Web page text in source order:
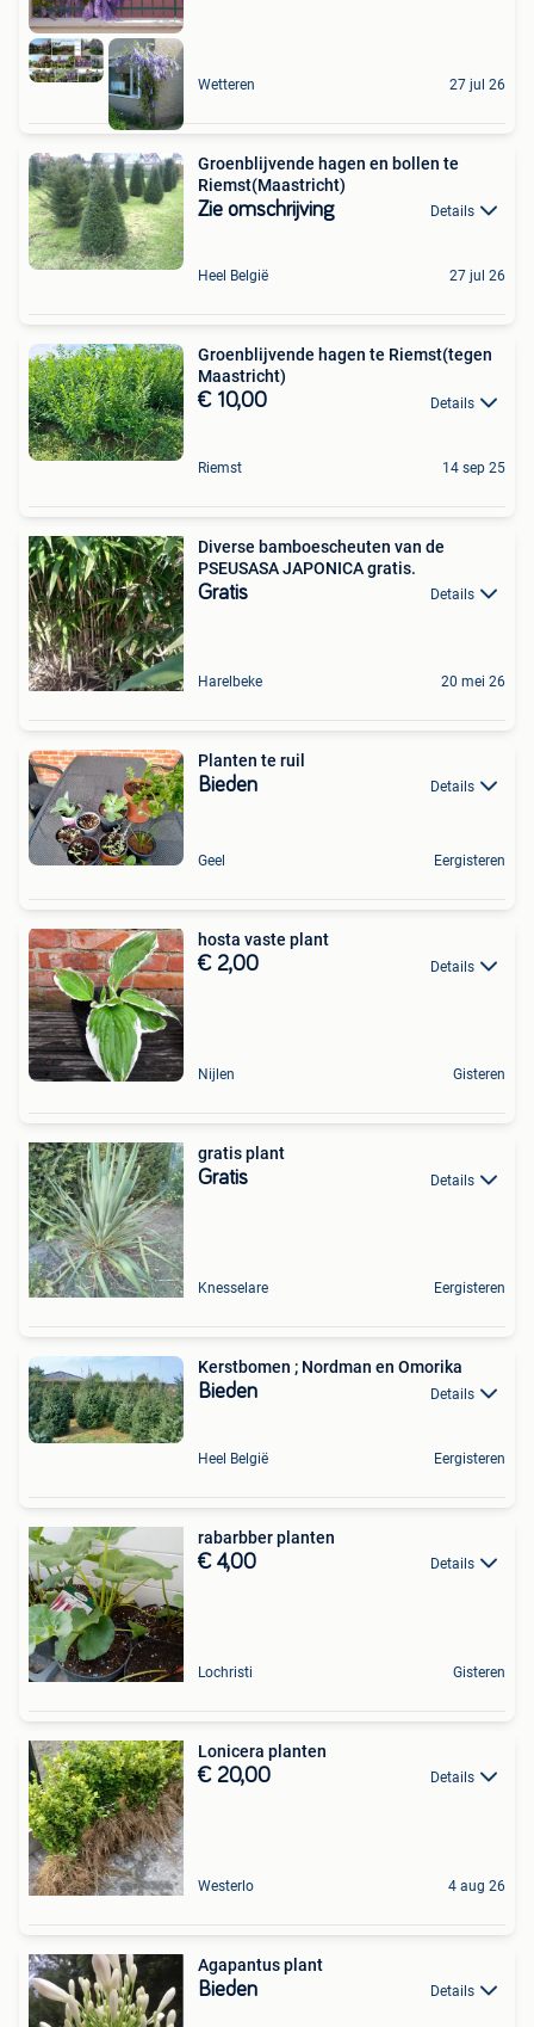
Wetteren 27 jul 26
Groenblijvende hagen en bollen te
Riemst(Maastricht)
Zie omschrijving Details
Heel België 27 jul 26
Groenblijvende hagen te Riemst(tegen
Maastricht)
€ 10,00 Details
Riemst 14 sep 25
Diverse bamboescheuten van de
PSEUSASA JAPONICA gratis.
Gratis Details
Harelbeke 20 mei 26
Planten te ruil
Bieden Details
Geel Eergisteren
hosta vaste plant
€ 2,00 Details
Nijlen Gisteren
gratis plant
Gratis Details
Knesselare Eergisteren
Kerstbomen ; Nordman en Omorika
Bieden Details
Heel België Eergisteren
rabarbber planten
€ 4,00 Details
Lochristi Gisteren
Lonicera planten
€ 20,00 Details
Westerlo 4 aug 26
Agapantus plant
Bieden Details